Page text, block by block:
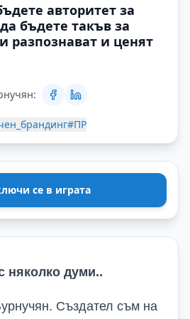
авторитет за
бъдете такъв за
разпознават и ценят
#ПР
се в играта
няколко думи..
Създател съм на